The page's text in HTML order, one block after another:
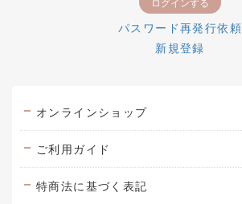
パスワード再発行依頼
新規登録
オンラインショップ
ご利用ガイド
特商法に基づく表記